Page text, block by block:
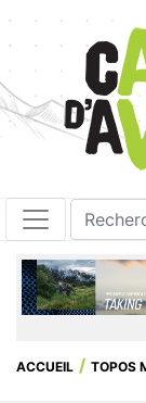
ACCUEIL TOPOS